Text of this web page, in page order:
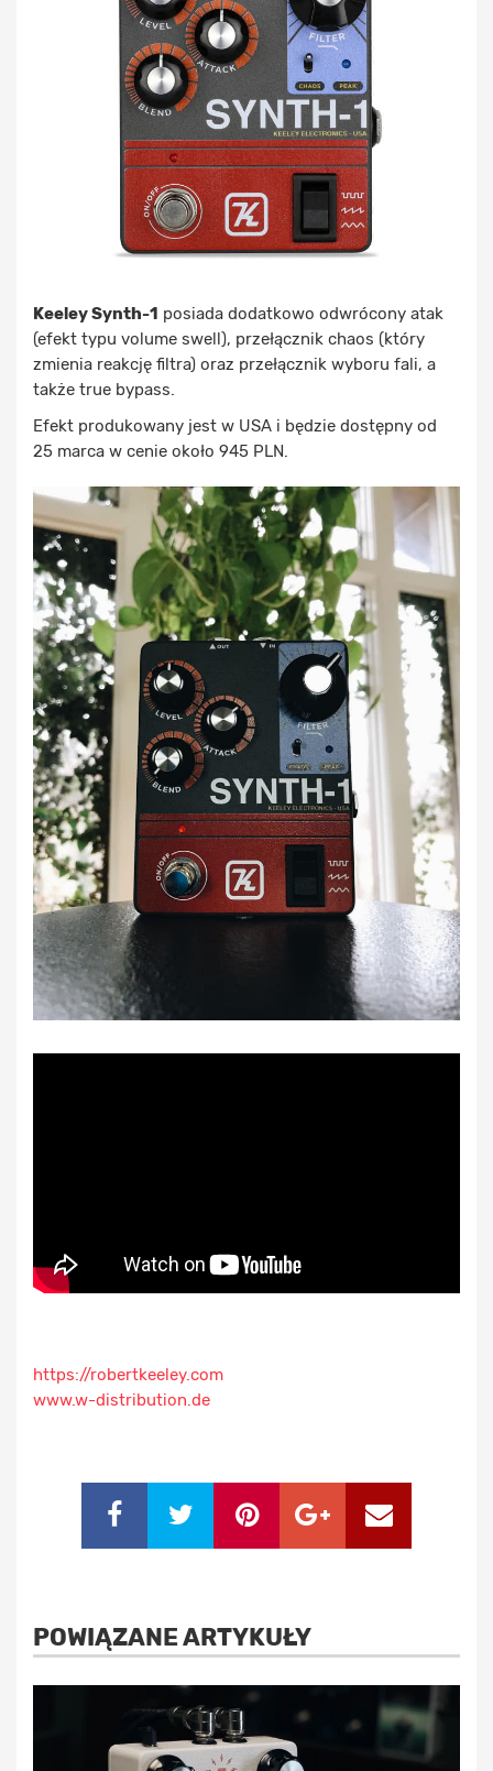
Keeley Synth-1 posiada dodatkowo odwrócony atak
(efekt typu volume swell), przełącznik chaos (który
zmienia reakcję filtra) oraz przełącznik wyboru fali, a
także true bypass.
Efekt produkowany jest w USA i będzie dostępny od
25 marca w cenie około 945 PLN.
https://robertkeeley.com
www.w-distribution.de
POWIĄZANE ARTYKUŁY